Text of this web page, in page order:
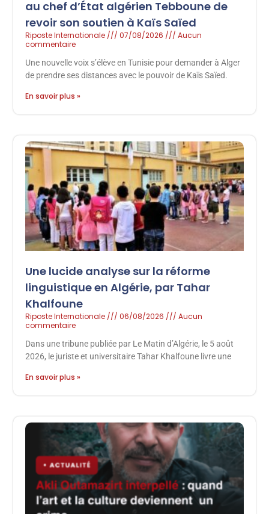
au chef d’État algérien Tebboune de
revoir son soutien à Kaïs Saïed
Riposte Internationale 07/08/2026
Aucun
commentaire
Une nouvelle voix s’élève en Tunisie pour demander à Alger
de prendre ses distances avec le pouvoir de Kaïs Saïed.
En savoir plus »
Une lucide analyse sur la réforme
linguistique en Algérie, par Tahar
Khalfoune
Riposte Internationale 06/08/2026
Aucun
commentaire
Dans une tribune publiée par Le Matin d’Algérie, le 5 août
2026, le juriste et universitaire Tahar Khalfoune livre une
En savoir plus »